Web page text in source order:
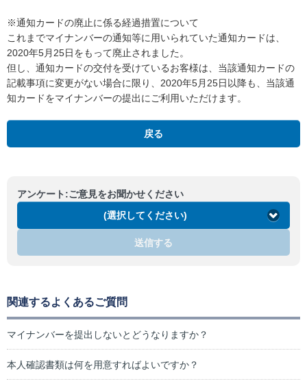
※通知カードの廃止に係る経過措置について
これまでマイナンバーの通知等に用いられていた通知カードは、
2020年5月25日をもって廃止されました。
但し、通知カードの交付を受けているお客様は、当該通知カードの
記載事項に変更がない場合に限り、2020年5月25日以降も、当該通
知カードをマイナンバーの提出にご利用いただけます。
戻る
アンケート:ご意見をお聞かせください
(選択してください)
送信する
関連するよくあるご質問
マイナンバーを提出しないとどうなりますか？
本人確認書類は何を用意すればよいですか？